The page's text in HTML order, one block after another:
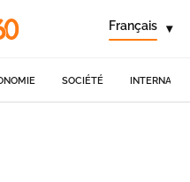
Français ▾
SOCIÉTÉ